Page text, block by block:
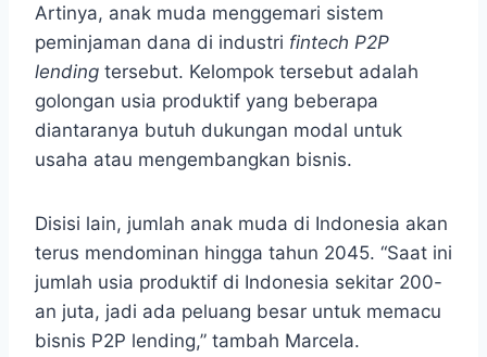
Artinya, anak muda menggemari sistem
peminjaman dana di industri fintech P2P
lending tersebut. Kelompok tersebut adalah
golongan usia produktif yang beberapa
diantaranya butuh dukungan modal untuk
usaha atau mengembangkan bisnis.
Disisi lain, jumlah anak muda di Indonesia akan
terus mendominan hingga tahun 2045. “Saat ini
jumlah usia produktif di Indonesia sekitar 200-
an juta, jadi ada peluang besar untuk memacu
bisnis P2P lending,” tambah Marcela.